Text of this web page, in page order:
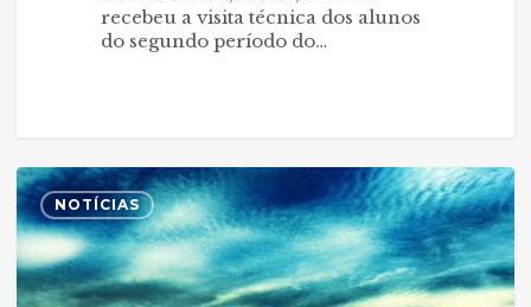
recebeu a visita técnica dos alunos
do segundo período do…
Quando
as
referências
mudam
teu
norte
NOTÍCIAS
0